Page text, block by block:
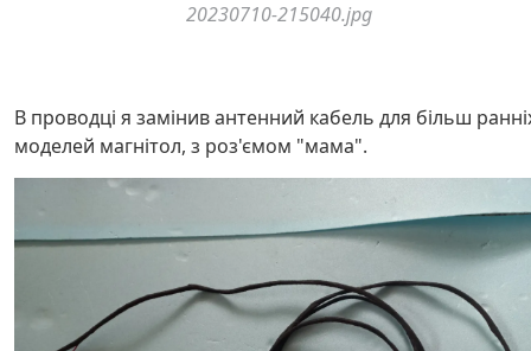
20230710-215040.jpg
В проводці я замінив антенний кабель для більш
моделей магнітол, з роз'ємом "мама".